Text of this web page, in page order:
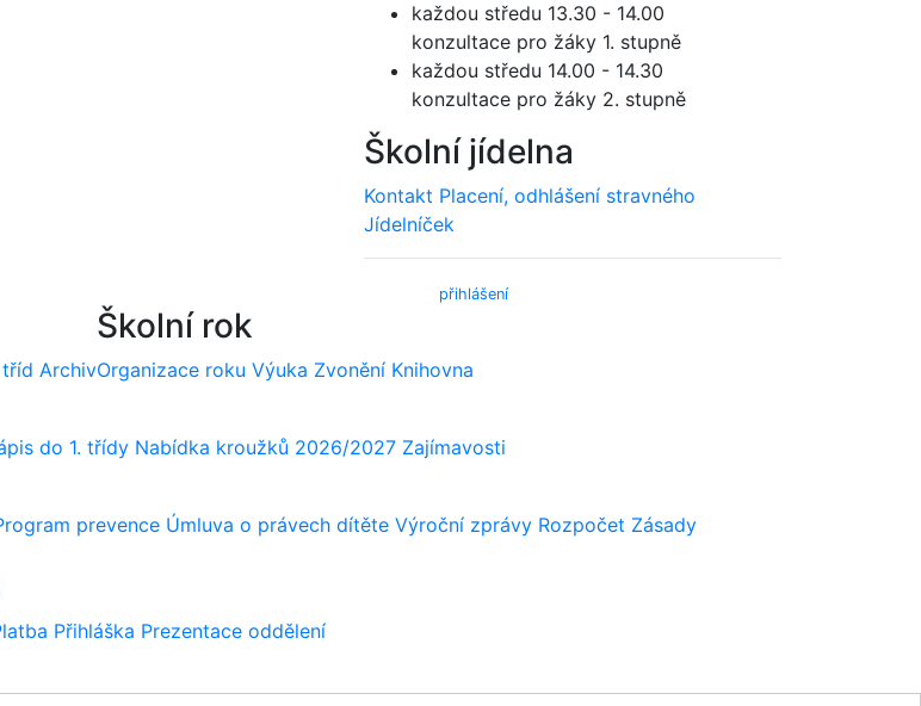
každou středu 13.30 - 14.00
konzultace pro žáky 1. stupně
každou středu 14.00 - 14.30
konzultace pro žáky 2. stupně
Školní jídelna
Kontakt Placení, odhlášení stravného
Jídelníček
přihlášení)
Archiv
Školní rok
Organizace roku Výuka Zvonění Knihovna
do 1. třídy Nabídka kroužků 2026/2027 Zajímavosti
prevence Úmluva o právech dítěte Výroční zprávy Rozpočet Zásady
Přihláška Prezentace oddělení